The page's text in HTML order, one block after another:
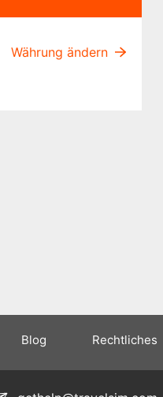
Währung ändern
Blog Rechtliches